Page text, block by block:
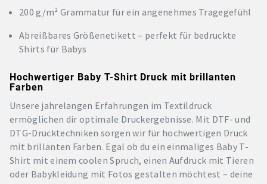
200 g/m² Grammatur für ein angenehmes Tragegefühl
Abreißbares Größenetikett – perfekt für bedruckte
Shirts für Babys
Hochwertiger Baby T-Shirt Druck mit brillanten
Farben
Unsere jahrelangen Erfahrungen im Textildruck
ermöglichen dir optimale Druckergebnisse. Mit DTF- und
DTG-Drucktechniken sorgen wir für hochwertigen Druck
mit brillanten Farben. Egal ob du ein einmaliges Baby T-
Shirt mit einem coolen Spruch, einen Aufdruck mit Tieren
oder Babykleidung mit Fotos gestalten möchtest – deine